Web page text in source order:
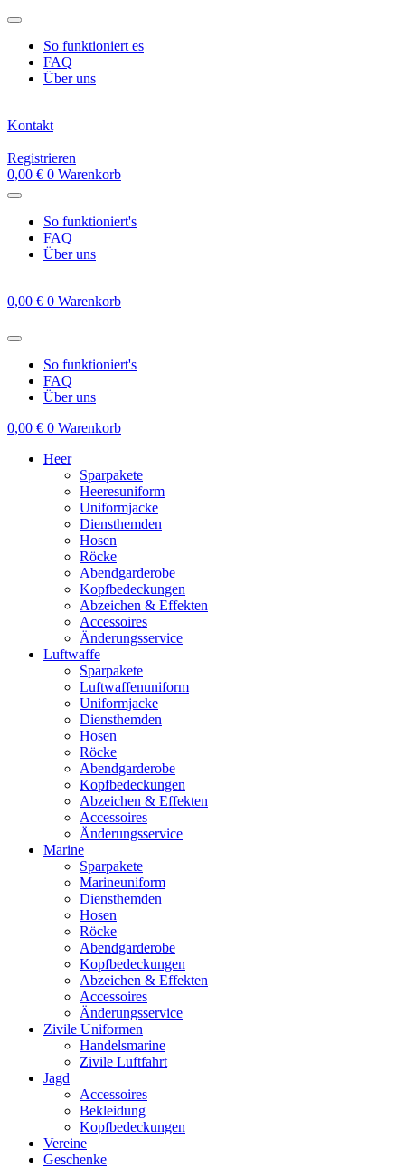
Zum
springenSo funktioniert es
FAQ
Über uns
Kontakt
Registrieren
0,00 € 0 Warenkorb
So funktioniert's
FAQ
Über uns
0,00 € 0 Warenkorb
So funktioniert's
FAQ
Über uns
0,00 € 0 Warenkorb
Heer
Sparpakete
Heeresuniform
Uniformjacke
Diensthemden
Hosen
Röcke
Abendgarderobe
Kopfbedeckungen
Abzeichen & Effekten
Accessoires
Änderungsservice
Luftwaffe
Sparpakete
Luftwaffenuniform
Uniformjacke
Diensthemden
Hosen
Röcke
Abendgarderobe
Kopfbedeckungen
Abzeichen & Effekten
Accessoires
Änderungsservice
Marine
Sparpakete
Marineuniform
Diensthemden
Hosen
Röcke
Abendgarderobe
Kopfbedeckungen
Abzeichen & Effekten
Accessoires
Änderungsservice
Zivile Uniformen
Handelsmarine
Zivile Luftfahrt
Jagd
Accessoires
Bekleidung
Kopfbedeckungen
Vereine
Geschenke